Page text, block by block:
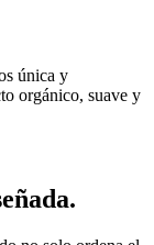
única y
orgánico, suave y